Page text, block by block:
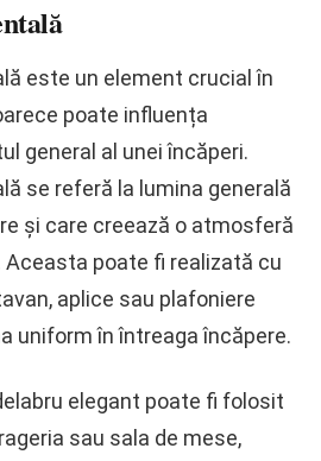
este un element crucial în
poate influența
general al unei încăperi.
se referă la lumina generală
și care creează o atmosferă
poate fi realizată cu
aplice sau plafoniere
uniform în întreaga încăpere.
elegant poate fi folosit
sau sala de mese,